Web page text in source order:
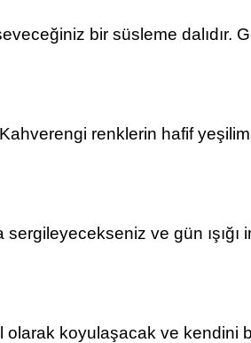
bir süsleme dalıdır.
renklerin hafif
ve gün ışığı
koyulaşacak ve kendini